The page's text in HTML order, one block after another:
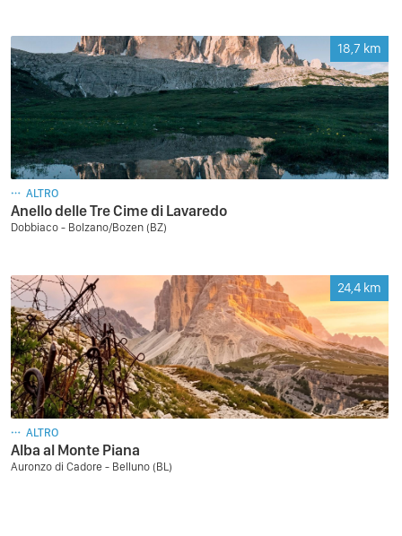
18,7 km
ALTRO
Anello delle Tre Cime di Lavaredo
Dobbiaco - Bolzano/Bozen (BZ)
24,4 km
ALTRO
Alba al Monte Piana
Auronzo di Cadore - Belluno (BL)